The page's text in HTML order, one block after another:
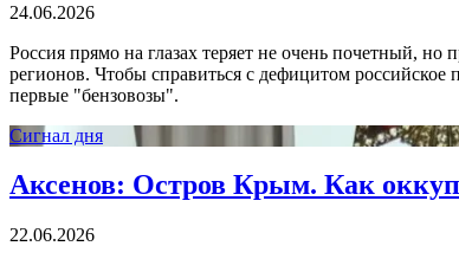
24.06.2026
Россия прямо на глазах теряет не очень почетный, но
регионов. Чтобы справиться с дефицитом российское
первые "бензовозы".
Сигнал дня
Аксенов: Остров Крым. Как
22.06.2026